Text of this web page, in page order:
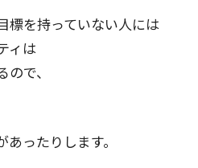
標を持っていない人には
ィは
で、
ったりします。